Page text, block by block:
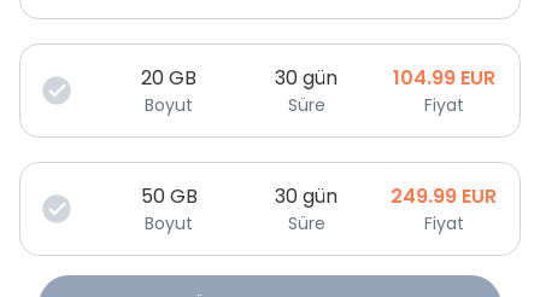
20GB
Boyut
30 gün
Süre
104.99 EUR
Fiyat
50GB
Boyut
30 gün
Süre
249.99 EUR
Fiyat